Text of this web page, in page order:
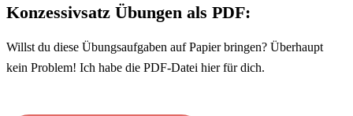
Konzessivsatz Übungen als PDF:
Willst du diese Übungsaufgaben auf Papier bringen? Überhaupt
kein Problem! Ich habe die PDF-Datei hier für dich.